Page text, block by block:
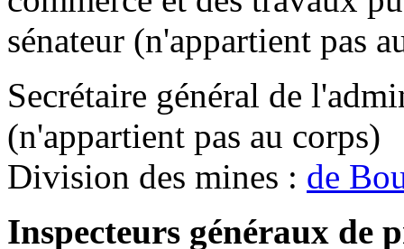
sénateur (n'appartient pas
Secrétaire général de
(n'appartient pas au corps)
Division des mines : de
Inspecteurs généraux de